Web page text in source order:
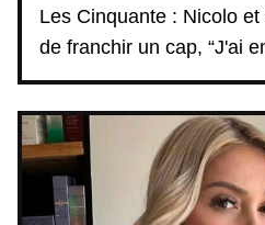
Les Cinquante : Nicolo
de franchir un cap, “J'ai